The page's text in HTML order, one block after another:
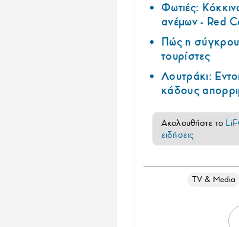
Φωτιές:
ανέμων - Red
Πώς η
τουρίστες
Λουτράκι:
κάδους
Ακολουθήστε το
ειδήσεις
TV & Media